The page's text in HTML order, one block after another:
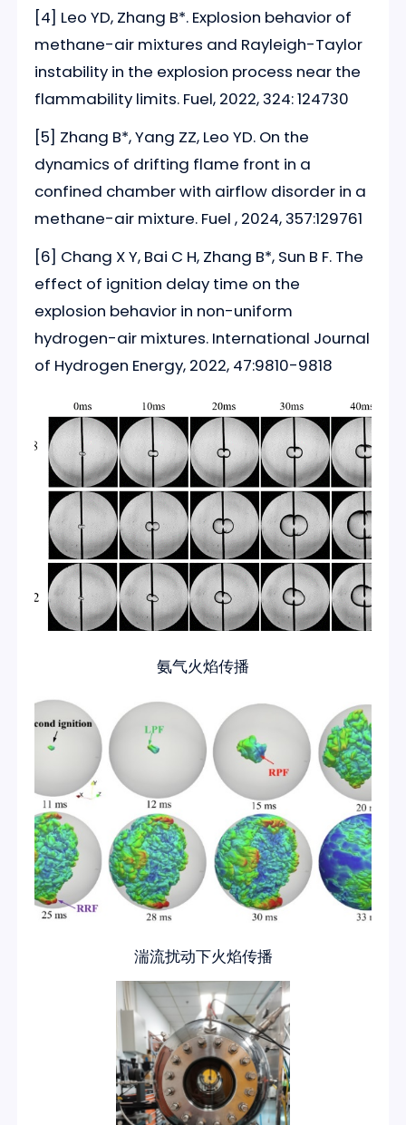
[4] Leo YD, Zhang B*. Explosion behavior of
methane-air mixtures and Rayleigh-Taylor
instability in the explosion process near the
flammability limits. Fuel, 2022, 324: 124730
[5] Zhang B*, Yang ZZ, Leo YD. On the
dynamics of drifting flame front in a
confined chamber with airflow disorder in a
methane-air mixture. Fuel , 2024, 357:129761
[6] Chang X Y, Bai C H, Zhang B*, Sun B F. The
effect of ignition delay time on the
explosion behavior in non-uniform
hydrogen-air mixtures. International Journal
of Hydrogen Energy, 2022, 47:9810-9818
氨气火焰传播
湍流扰动下火焰传播